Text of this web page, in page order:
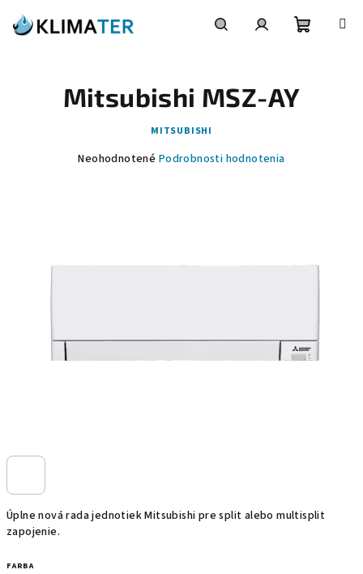
obsah
Úplne nová rada jednotiek Mitsubishi pre split alebo multisplit
zapojenie.
FARBA
Mitsubishi MSZ-AY
MITSUBISHI
Priemerné
Neohodnotené Podrobnosti hodnotenia